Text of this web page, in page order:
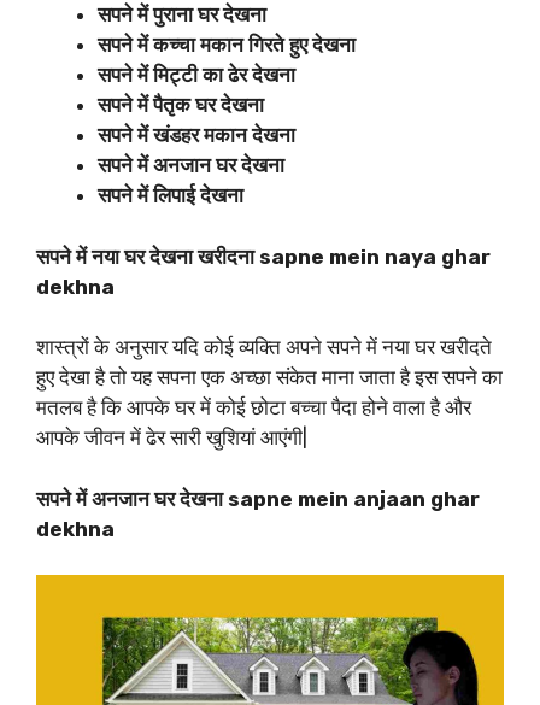
सपने में पुराना घर देखना
सपने में कच्चा मकान गिरते हुए देखना
सपने में मिट्टी का ढेर देखना
सपने में पैतृक घर देखना
सपने में खंडहर मकान देखना
सपने में अनजान घर देखना
सपने में लिपाई देखना
सपने में नया घर देखना खरीदना sapne mein naya ghar
dekhna
शास्त्रों के अनुसार यदि कोई व्यक्ति अपने सपने में नया घर खरीदते
हुए देखा है तो यह सपना एक अच्छा संकेत माना जाता है इस सपने का
मतलब है कि आपके घर में कोई छोटा बच्चा पैदा होने वाला है और
आपके जीवन में ढेर सारी खुशियां आएंगी|
सपने में अनजान घर देखना sapne mein anjaan ghar
dekhna